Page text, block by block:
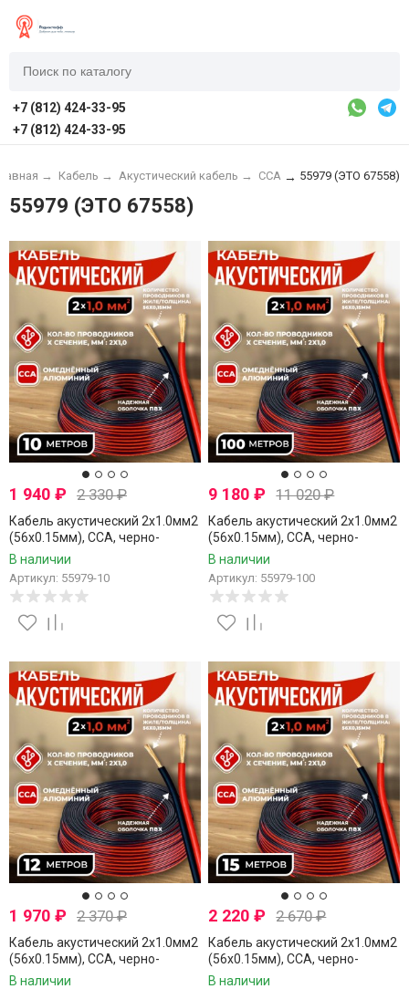
+7 (812) 424-33-95
+7 (812) 424-33-95
→ Кабель → Акустический кабель → CCA → 55979 (ЭТО 67558)
55979 (ЭТО 67558)
1 940 ₽ 2 330₽
Кабель акустический 2x1.0мм2
(56x0.15мм), CCA, черно-
красный, Technolink, 10 метров
В наличии
Артикул: 55979-10
9 180₽ 11 020₽
Кабель акустический 2x1.0мм2
(56x0.15мм), CCA, черно-
красный, Technolink, 100
В наличии
Артикул: 55979-100
1 970 ₽ 2 370₽
Кабель акустический 2x1.0мм2
(56x0.15мм), CCA, черно-
красный, Technolink, 12 метров
В наличии
2 220₽ 2 670₽
Кабель акустический 2x1.0мм2
(56x0.15мм), CCA, черно-
красный, Technolink, 15 метров
В наличии